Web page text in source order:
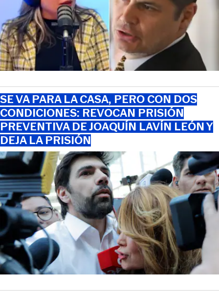
SE VA PARA LA CASA, PERO CON DOS
CONDICIONES: REVOCAN PRISIÓN
PREVENTIVA DE JOAQUÍN LAVÍN LEÓN Y
DEJA LA PRISIÓN